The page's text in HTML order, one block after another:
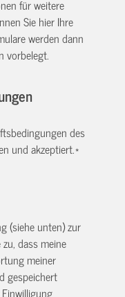
für weitere
Sie hier Ihre
werden dann
vorbelegt.
des
und akzeptiert.*
(siehe unten) zur
dass meine
meiner
gespeichert